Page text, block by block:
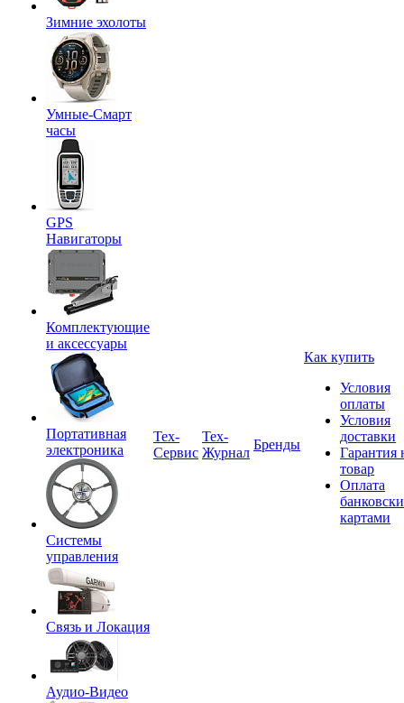
Зимние эхолоты
Умные-Смарт
часы
GPS
Навигаторы
Комплектующие
и аксессуары
Портативная
электроника
Системы
управления
Связь и Локация
Аудио-Видео
Tex-
Сервис
Тех-
Журнал
Бренды
Как купить
Условия
оплаты
Условия
доставки
Гарантия
товар
Оплата
картами